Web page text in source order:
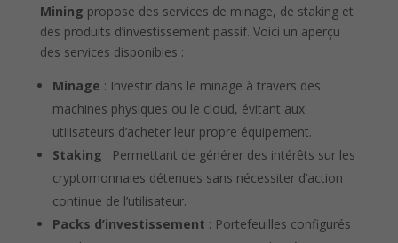
Mining propose des services de minage, de staking et
des produits d’investissement passif. Voici un aperçu
des services disponibles :
Minage : Investir dans le minage à travers des
machines physiques ou le cloud, évitant aux
utilisateurs d’acheter leur propre équipement.
Staking : Permettant de générer des intérêts sur les
cryptomonnaies détenues sans nécessiter d’action
continue de l’utilisateur.
Packs d’investissement : Portefeuilles configurés